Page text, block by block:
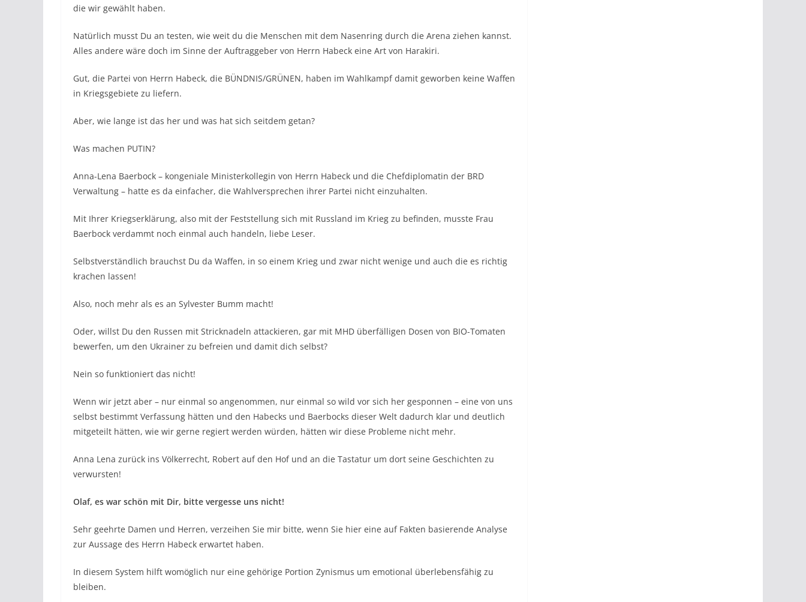
die wir gewählt haben.
Natürlich musst Du an testen, wie weit du die Menschen mit dem Nasenring durch die Arena ziehen kannst.
Alles andere wäre doch im Sinne der Auftraggeber von Herrn Habeck eine Art von Harakiri.
Gut, die Partei von Herrn Habeck, die BÜNDNIS/GRÜNEN, haben im Wahlkampf damit geworben keine Waffen
in Kriegsgebiete zu liefern.
Aber, wie lange ist das her und was hat sich seitdem getan?
Was machen PUTIN?
Anna-Lena Baerbock – kongeniale Ministerkollegin von Herrn Habeck und die Chefdiplomatin der BRD
Verwaltung – hatte es da einfacher, die Wahlversprechen ihrer Partei nicht einzuhalten.
Mit Ihrer Kriegserklärung, also mit der Feststellung sich mit Russland im Krieg zu befinden, musste Frau
Baerbock verdammt noch einmal auch handeln, liebe Leser.
Selbstverständlich brauchst Du da Waffen, in so einem Krieg und zwar nicht wenige und auch die es richtig
krachen lassen!
Also, noch mehr als es an Sylvester Bumm macht!
Oder, willst Du den Russen mit Stricknadeln attackieren, gar mit MHD überfälligen Dosen von BIO-Tomaten
bewerfen, um den Ukrainer zu befreien und damit dich selbst?
Nein so funktioniert das nicht!
Wenn wir jetzt aber – nur einmal so angenommen, nur einmal so wild vor sich her gesponnen – eine von uns
selbst bestimmt Verfassung hätten und den Habecks und Baerbocks dieser Welt dadurch klar und deutlich
mitgeteilt hätten, wie wir gerne regiert werden würden, hätten wir diese Probleme nicht mehr.
Anna Lena zurück ins Völkerrecht, Robert auf den Hof und an die Tastatur um dort seine Geschichten zu
verwursten!
Olaf, es war schön mit Dir, bitte vergesse uns nicht!
Sehr geehrte Damen und Herren, verzeihen Sie mir bitte, wenn Sie hier eine auf Fakten basierende Analyse
zur Aussage des Herrn Habeck erwartet haben.
In diesem System hilft womöglich nur eine gehörige Portion Zynismus um emotional überlebensfähig zu
bleiben.